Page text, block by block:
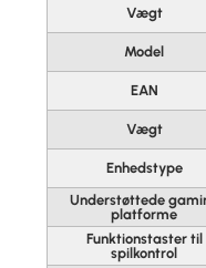
Vægt
Model
EAN
Vægt
Enhedstype
Understøttede
platforme
Funktionstaster til
spilkontrol